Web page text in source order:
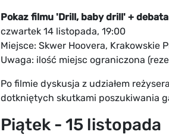
Pokaz filmu 'Drill, baby drill' + debata
czwartek 14 listopada, 19:00
Miejsce: Skwer Hoovera, Krakowskie
Uwaga: ilość miejsc ograniczona
Po filmie dyskusja z udziałem
dotkniętych skutkami poszukiwania
Piątek - 15 listopada